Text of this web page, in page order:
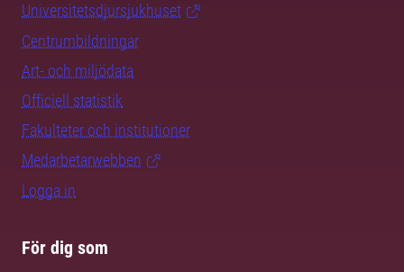
Universitetsdjursjukhuset
Centrumbildningar
Art- och miljödata
Officiell statistik
Fakulteter och institutioner
Medarbetarwebben
Logga in
För dig som